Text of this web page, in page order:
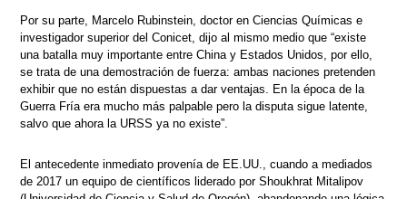
Por su parte, Marcelo Rubinstein, doctor en Ciencias Químicas e
investigador superior del Conicet, dijo al mismo medio que “existe
una batalla muy importante entre China y Estados Unidos, por ello,
se trata de una demostración de fuerza: ambas naciones pretenden
exhibir que no están dispuestas a dar ventajas. En la época de la
Guerra Fría era mucho más palpable pero la disputa sigue latente,
salvo que ahora la URSS ya no existe”.
El antecedente inmediato provenía de EE.UU., cuando a mediados
de 2017 un equipo de científicos liderado por Shoukhrat Mitalipov